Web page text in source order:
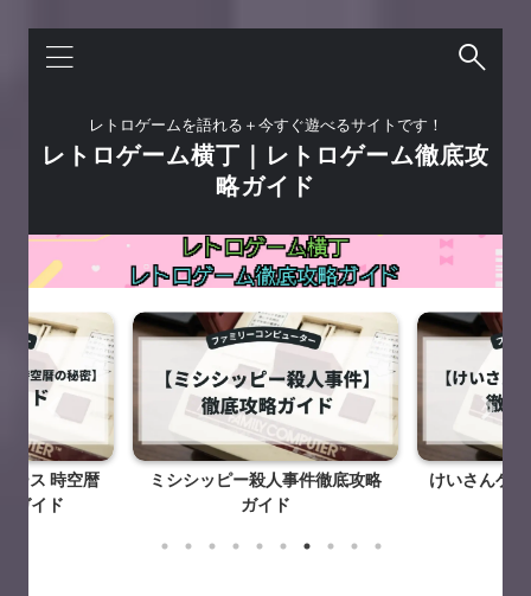
レトロゲームを語れる＋今すぐ遊べるサイトです！
レトロゲーム横丁｜レトロゲーム徹底攻
略ガイド
ース 時空暦
ガイド
ミシシッピー殺人事件徹底攻略
ガイド
けいさんゲ